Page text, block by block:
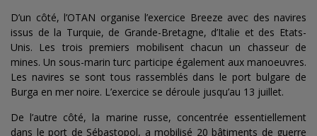
D’un côté, l’OTAN organise l’exercice Breeze avec des navires
issus de la Turquie, de Grande-Bretagne, d’Italie et des Etats-
Unis. Les trois premiers mobilisent chacun un chasseur de
mines. Un sous-marin turc participe également aux manoeuvres.
Les navires se sont tous rassemblés dans le port bulgare de
Burga en mer noire. L’exercice se déroule jusqu’au 13 juillet.
De l’autre côté, la marine russe, concentrée essentiellement
dans le port de Sébastopol, a mobilisé 20 bâtiments de guerre